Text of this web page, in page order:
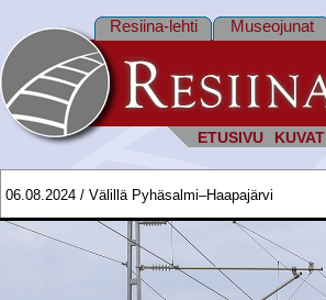
ETUSIVU KUVAT
Resiina-lehti Museojunat
06.08.2024 / Välillä Pyhäsalmi–Haapajärvi